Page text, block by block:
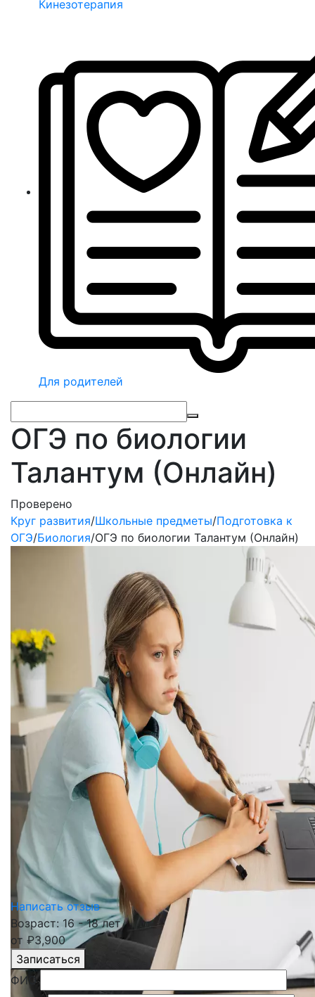
Кинезотерапия
Для родителей
ОГЭ по биологии
Талантум (Онлайн)
Проверено
Круг развития/Школьные предметы/Подготовка к
ОГЭ/Биология/ОГЭ по биологии Талантум (Онлайн)
Написать отзыв
Возраст: 16 - 18 лет
от ₽3,900
Записаться
ФИО